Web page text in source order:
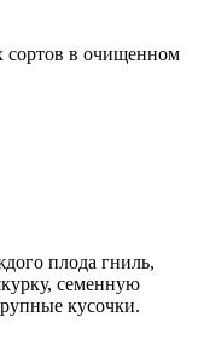
сортов в очищенном
плода гниль,
семенную
кусочки.